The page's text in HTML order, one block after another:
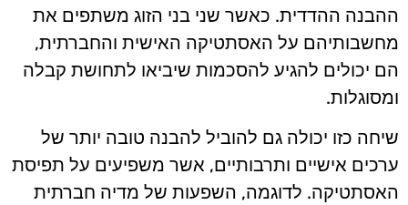
ההבנה ההדדית. כאשר שני בני הזוג משתפים את
מחשבותיהם על האסתטיקה האישית והחברתית,
הם יכולים להגיע להסכמות שיביאו לתחושת קבלה
ומסוגלות.
שיחה כזו יכולה גם להוביל להבנה טובה יותר של
ערכים אישיים ותרבותיים, אשר משפיעים על תפיסת
האסתטיקה. לדוגמה, השפעות של מדיה חברתית